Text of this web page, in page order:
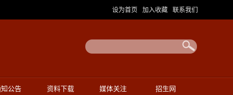
设为首页 加入收藏 联系我们
公告 资料下载 媒体关注 招生网